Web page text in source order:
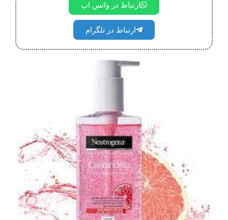
ارتباط در واتس اپ
ارتباط در تلگرام